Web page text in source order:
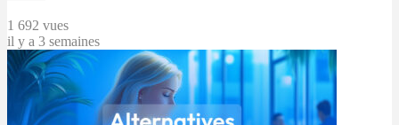
1 692 vues
il y a 3 semaines